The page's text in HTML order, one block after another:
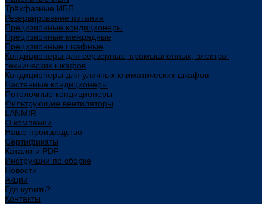
Трёхфазные ИБП
Резервирование питания
Прецизионные кондиционеры
Прецизионные межрядные
Прецизионные шкафные
Кондиционеры для серверных, промышленных, электро-
технических шкафов
Кондиционеры для уличных климатических шкафов
Настенные кондиционеры
Потолочные кондиционеры
Фильтрующие вентиляторы
LANMIR
О компании
Наше производство
Сертификаты
Каталоги PDF
Инструкции по сборке
Новости
Акции
Где купить?
Контакты